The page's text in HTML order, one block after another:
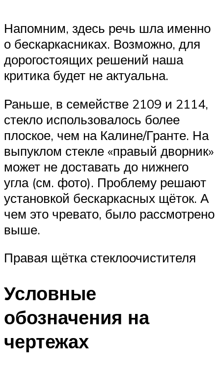
Напомним, здесь речь шла именно
о бескаркасниках. Возможно, для
дорогостоящих решений наша
критика будет не актуальна.
Раньше, в семействе 2109 и 2114,
стекло использовалось более
плоское, чем на Калине/Гранте. На
выпуклом стекле «правый дворник»
может не доставать до нижнего
угла (см. фото). Проблему решают
установкой бескаркасных щёток. А
чем это чревато, было рассмотрено
выше.
Правая щётка стеклоочистителя
Условные
обозначения на
чертежах